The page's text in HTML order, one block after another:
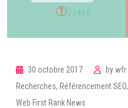
30 octobre 2017 by wfr
Recherches, Référencement SEO,
Web First Rank News